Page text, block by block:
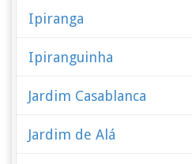
Ipiranga
Ipiranguinha
Jardim Casablanca
Jardim de Alá